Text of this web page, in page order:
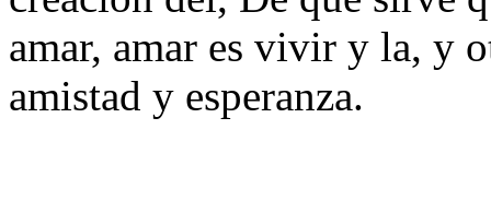
amar, amar es vivir y la, y
amistad y esperanza.